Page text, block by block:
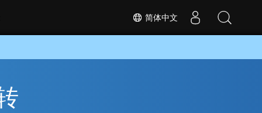
简体中文